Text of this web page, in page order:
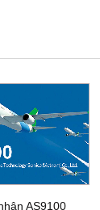
AS9100